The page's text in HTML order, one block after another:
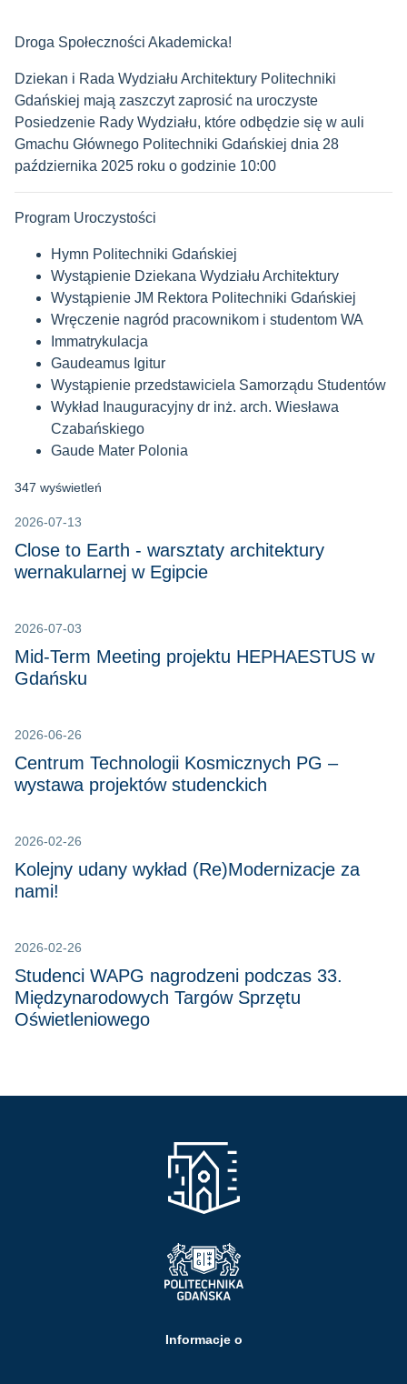
Droga Społeczności Akademicka!
Dziekan i Rada Wydziału Architektury Politechniki
Gdańskiej mają zaszczyt zaprosić na uroczyste
Posiedzenie Rady Wydziału, które odbędzie się w auli
Gmachu Głównego Politechniki Gdańskiej dnia 28
października 2025 roku o godzinie 10:00
Program Uroczystości
Hymn Politechniki Gdańskiej
Wystąpienie Dziekana Wydziału Architektury
Wystąpienie JM Rektora Politechniki Gdańskiej
Wręczenie nagród pracownikom i studentom WA
Immatrykulacja
Gaudeamus Igitur
Wystąpienie przedstawiciela Samorządu Studentów
Wykład Inauguracyjny dr inż. arch. Wiesława
Czabańskiego
Gaude Mater Polonia
347 wyświetleń
2026-07-13
Close to Earth - warsztaty architektury
wernakularnej w Egipcie
2026-07-03
Mid-Term Meeting projektu HEPHAESTUS w
Gdańsku
2026-06-26
Centrum Technologii Kosmicznych PG –
wystawa projektów studenckich
2026-02-26
Kolejny udany wykład (Re)Modernizacje za
nami!
2026-02-26
Studenci WAPG nagrodzeni podczas 33.
Międzynarodowych Targów Sprzętu
Oświetleniowego
Informacje o